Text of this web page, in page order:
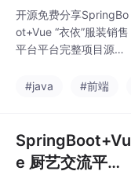
项目源码+SQL
脚本+接口文档
设】
开源免费分享SpringBo
ot+Vue “衣依”服装销售
平台平台完整项目源码
【Java Web毕设】可
SQL、VueJS、Elemen
tUI、（Python或者Jav
a或者.NET）等等*功能
#java #前端
SpringBoot+Vu
e 厨艺交流平台